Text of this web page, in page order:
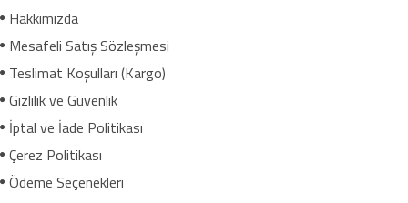
Hakkımızda
Mesafeli Satış Sözleşmesi
Teslimat Koşulları (Kargo)
Gizlilik ve Güvenlik
İptal ve İade Politikası
Çerez Politikası
Ödeme Seçenekleri